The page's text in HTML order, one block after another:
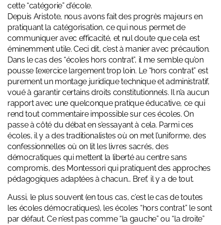
cette “catégorie” d’école.
Depuis Aristote, nous avons fait des progrès majeurs en
pratiquant la catégorisation, ce qui nous permet de
communiquer avec efficacité, et nul doute que cela est
éminemment utile. Ceci dit, c’est à manier avec précaution.
Dans le cas des “écoles hors contrat”, il me semble qu’on
pousse l’exercice largement trop loin. Le “hors contrat” est
purement un montage juridique technique et administratif,
voué à garantir certains droits constitutionnels. Il n’a aucun
rapport avec une quelconque pratique éducative, ce qui
rend tout commentaire impossible sur ces écoles. On
passe à côté du débat en s’essayant à cela. Parmi ces
écoles, il y a des traditionalistes où on met l’uniforme, des
confessionnelles où on lit les livres sacrés, des
démocratiques qui mettent la liberté au centre sans
compromis, des Montessori qui pratiquent des approches
pédagogiques adaptées à chacun… Bref, il y a de tout.
Aussi, le plus souvent (en tous cas, c’est le cas de toutes
les écoles démocratiques), les écoles “hors contrat” le sont
par défaut. Ce n’est pas comme “la gauche” ou “la droite”